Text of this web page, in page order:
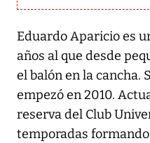
Eduardo Aparicio es
años al que desde
el balón en la cancha.
empezó en 2010.
reserva del Club
temporadas